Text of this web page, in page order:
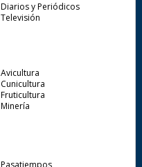
Diarios y Periódicos
Televisión
Avicultura
Cunicultura
Fruticultura
Minería
Pasatiempos